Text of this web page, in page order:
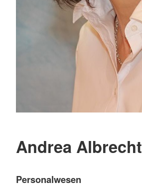
Andrea Albrecht
Personalwesen